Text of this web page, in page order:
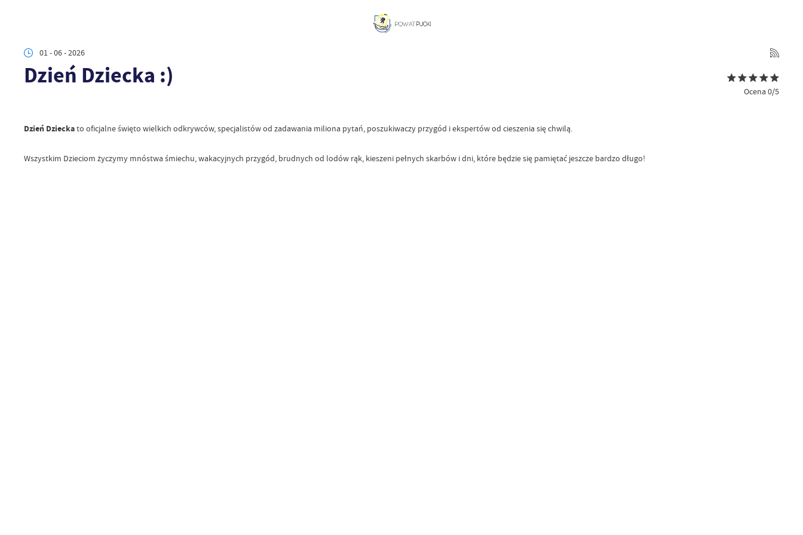
01 - 06 - 2026
Dzień Dziecka :)
Ocena 0/5
Dzień Dzieckato oficjalne święto wielkich odkrywców, specjalistów od zadawania miliona pytań, poszukiwaczy przygód i ekspertów od cieszenia się chwilą.
Wszystkim Dzieciom życzymy mnóstwa śmiechu, wakacyjnych przygód, brudnych od lodów rąk, kieszeni pełnych skarbów i dni, które będzie się pamiętać jeszcze bardzo długo!